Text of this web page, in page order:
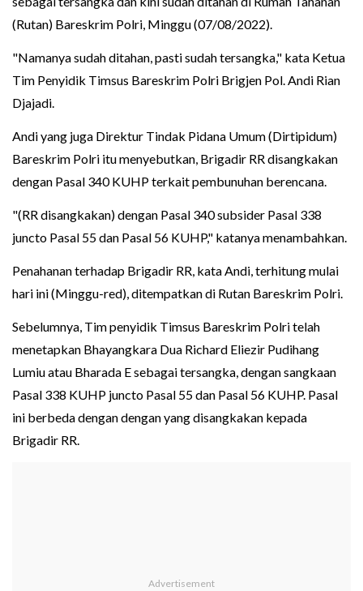
(Rutan) Bareskrim Polri, Minggu (07/08/2022).
"Namanya sudah ditahan, pasti sudah tersangka," kata Ketua
Tim Penyidik Timsus Bareskrim Polri Brigjen Pol. Andi Rian
Djajadi.
Andi yang juga Direktur Tindak Pidana Umum (Dirtipidum)
Bareskrim Polri itu menyebutkan, Brigadir RR disangkakan
dengan Pasal 340 KUHP terkait pembunuhan berencana.
"(RR disangkakan) dengan Pasal 340 subsider Pasal 338
juncto Pasal 55 dan Pasal 56 KUHP," katanya menambahkan.
Penahanan terhadap Brigadir RR, kata Andi, terhitung mulai
hari ini (Minggu-red), ditempatkan di Rutan Bareskrim Polri.
Sebelumnya, Tim penyidik Timsus Bareskrim Polri telah
menetapkan Bhayangkara Dua Richard Eliezir Pudihang
Lumiu atau Bharada E sebagai tersangka, dengan sangkaan
Pasal 338 KUHP juncto Pasal 55 dan Pasal 56 KUHP. Pasal
ini berbeda dengan dengan yang disangkakan kepada
Brigadir RR.